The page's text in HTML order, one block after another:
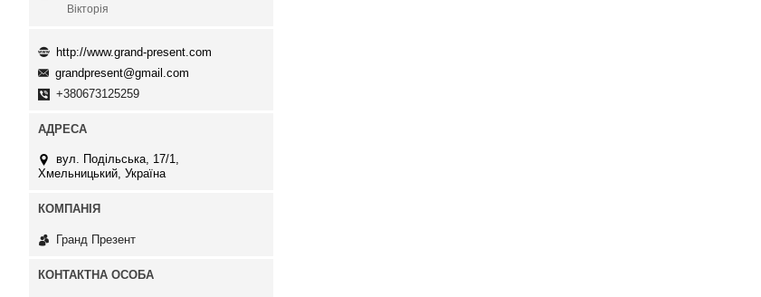
Вікторія
http://www.grand-present.com
grandpresent@gmail.com
+380673125259
вул. Подільська, 17/1,
Хмельницький, Україна
Гранд Презент